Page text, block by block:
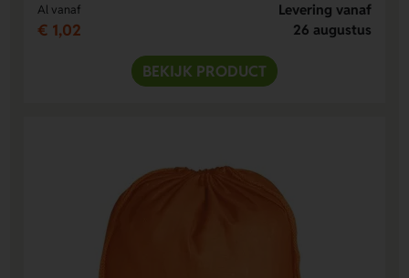
Al vanaf
€ 1,02
Levering vanaf
26 augustus
BEKIJK PRODUCT